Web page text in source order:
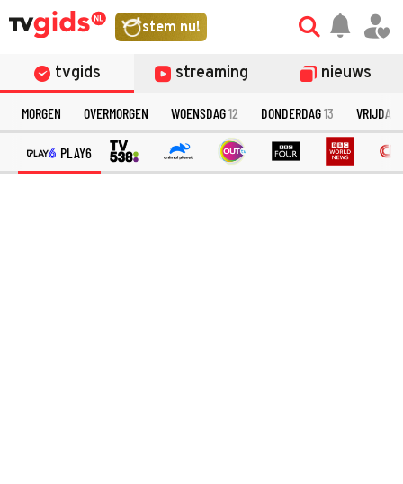
stem nu!
tvgids streaming nieuws
MORGEN OVERMORGEN WOENSDAG12 DONDERDAG13 VRIJDAG
PLAY6